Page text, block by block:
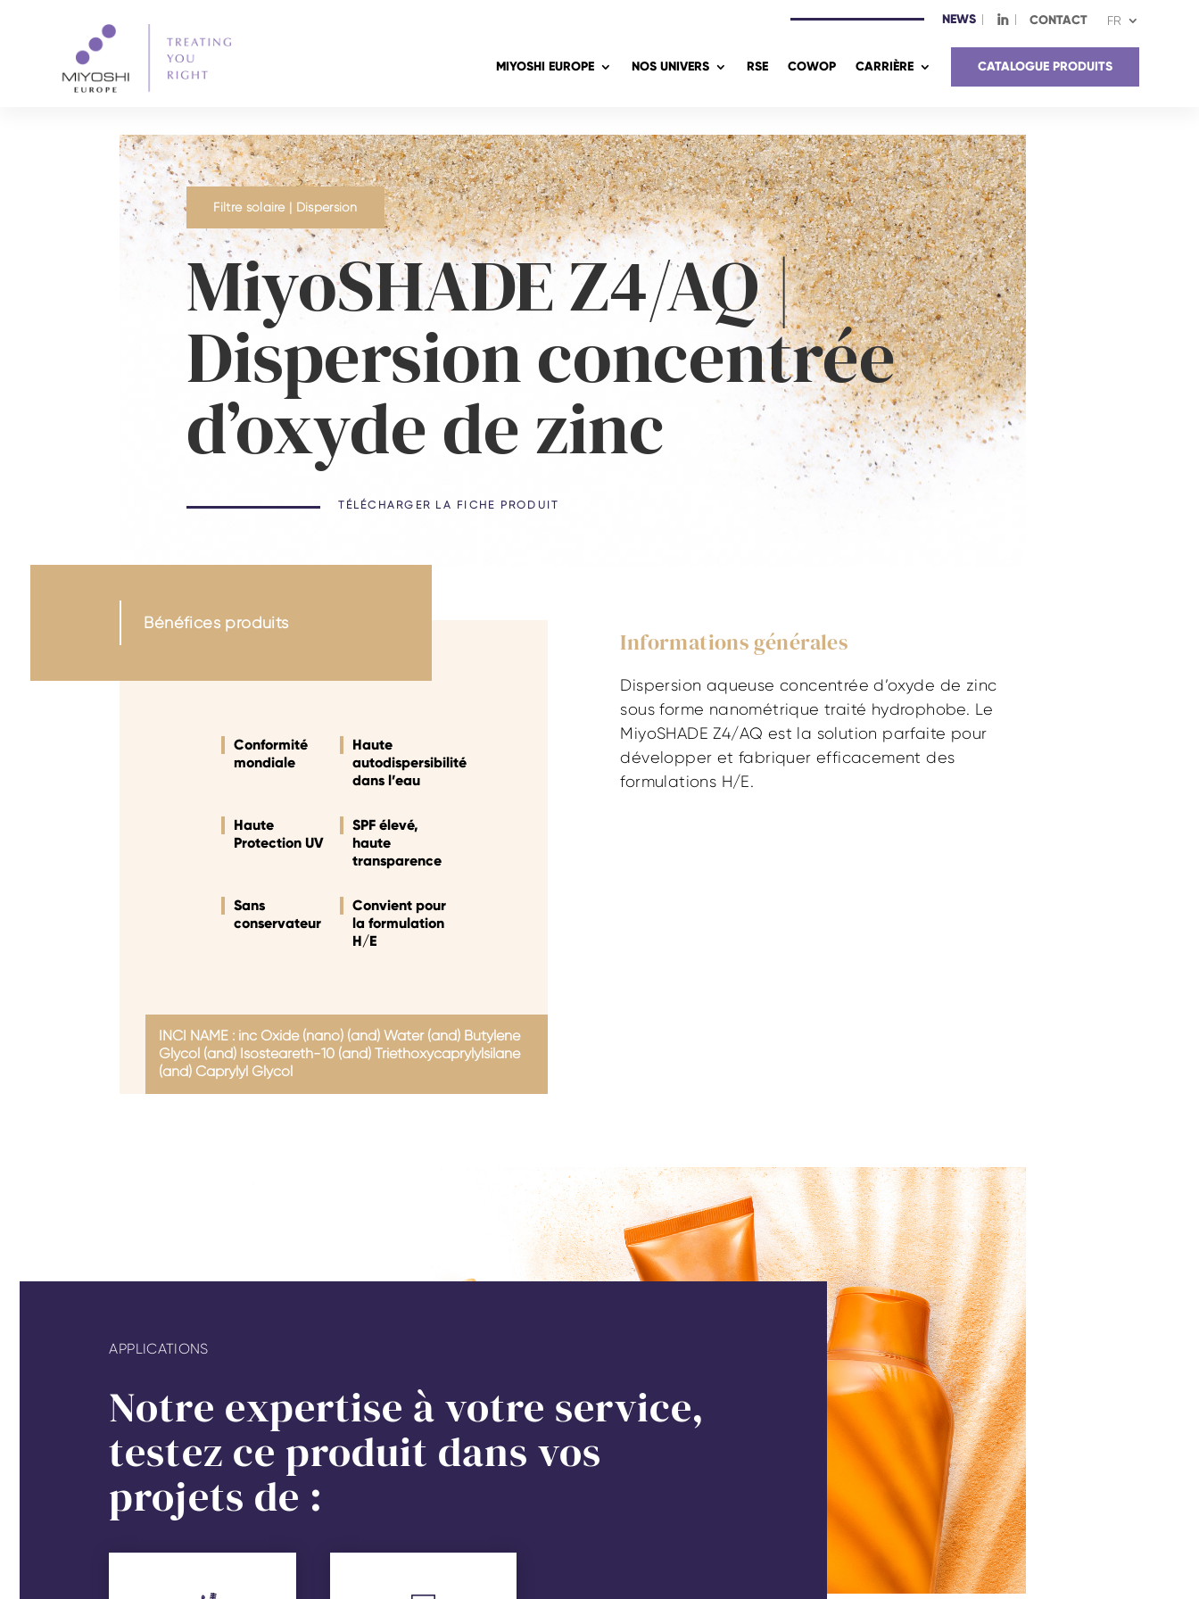
NEWS I CONTACT FR
MIYOSHI EUROPE NOS UNIVERS RSE COWOP CARRIÈRE CATALOGUE PRODUITS
Filtre solaire | Dispersion
MiyoSHADE Z4/AQ |
Dispersion concentrée
d’oxyde de zinc
TÉLÉCHARGER LA FICHE PRODUIT
Bénéfices produits
Conformité
mondiale
Haute
autodispersibilité
dans l’eau
Haute
Protection UV
SPF élevé,
haute
transparence
Sans
conservateur
Convient pour
la formulation
H/E
INCI NAME : inc Oxide (nano) (and) Water (and) Butylene
Glycol (and) Isosteareth-10 (and) Triethoxycaprylylsilane
(and) Caprylyl Glycol
Informations générales
Dispersion aqueuse concentrée d’oxyde de zinc
sous forme nanométrique traité hydrophobe. Le
MiyoSHADE Z4/AQ est la solution parfaite pour
développer et fabriquer efficacement des
formulations H/E.
APPLICATIONS
Notre expertise à votre service,
testez ce produit dans vos
projets de :